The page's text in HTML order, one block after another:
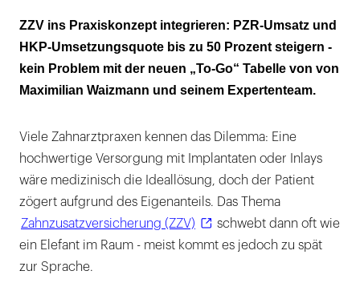
ZZV ins Praxiskonzept integrieren: PZR-Umsatz und
HKP-Umsetzungsquote bis zu 50 Prozent steigern -
kein Problem mit der neuen „To-Go“ Tabelle von von
Maximilian Waizmann und seinem Expertenteam.
Viele Zahnarztpraxen kennen das Dilemma: Eine
hochwertige Versorgung mit Implantaten oder Inlays
wäre medizinisch die Ideallösung, doch der Patient
zögert aufgrund des Eigenanteils. Das Thema
Zahnzusatzversicherung (ZZV)
schwebt dann oft wie
ein Elefant im Raum - meist kommt es jedoch zu spät
zur Sprache.